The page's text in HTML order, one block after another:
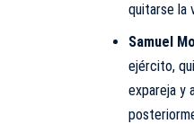
quitarse la
Samuel
ejército,
expareja y